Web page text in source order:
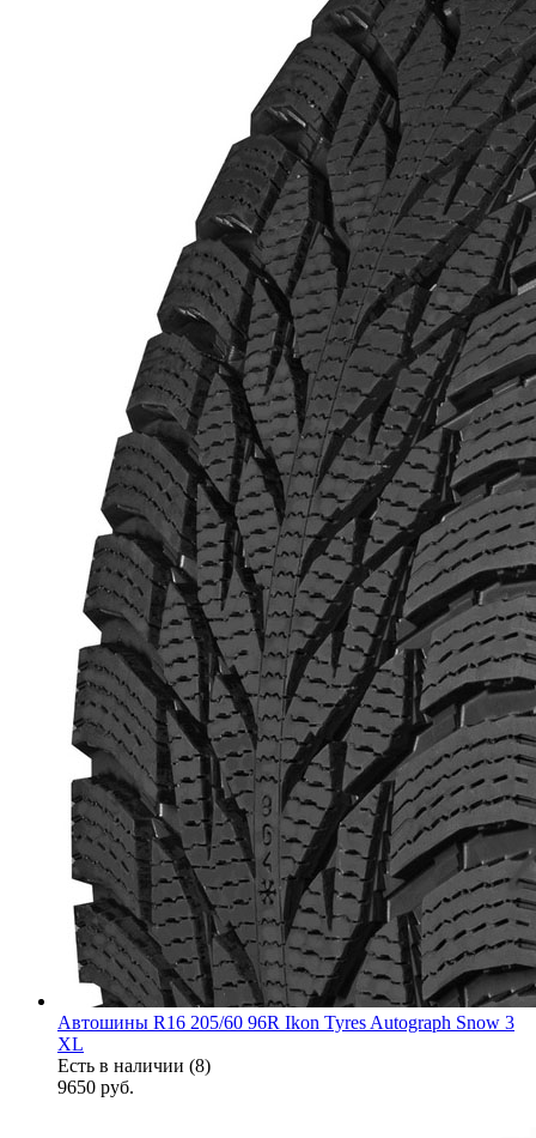
Автошины R16 205/60 96R Ikon Tyres Autograph Snow 3
XL
Есть в наличии (8)
9650 руб.